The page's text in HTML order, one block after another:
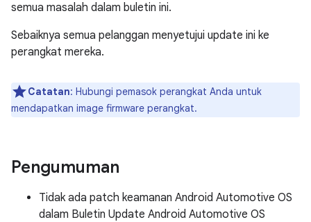
semua masalah dalam buletin ini.
Sebaiknya semua pelanggan menyetujui update ini ke
perangkat mereka.
Catatan: Hubungi pemasok perangkat Anda untuk
mendapatkan image firmware perangkat.
Pengumuman
Tidak ada patch keamanan Android Automotive OS
dalam Buletin Update Android Automotive OS